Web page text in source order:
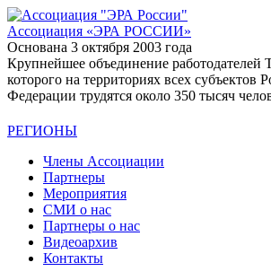
Ассоциация «ЭРА РОССИИ»
Основана 3 октября 2003 года
Крупнейшее объединение
которого на территориях всех субъектов
Федерации трудятся около 350 тысяч
РЕГИОНЫ
Члены Ассоциации
Партнеры
Мероприятия
СМИ о нас
Партнеры о нас
Видеоархив
Контакты